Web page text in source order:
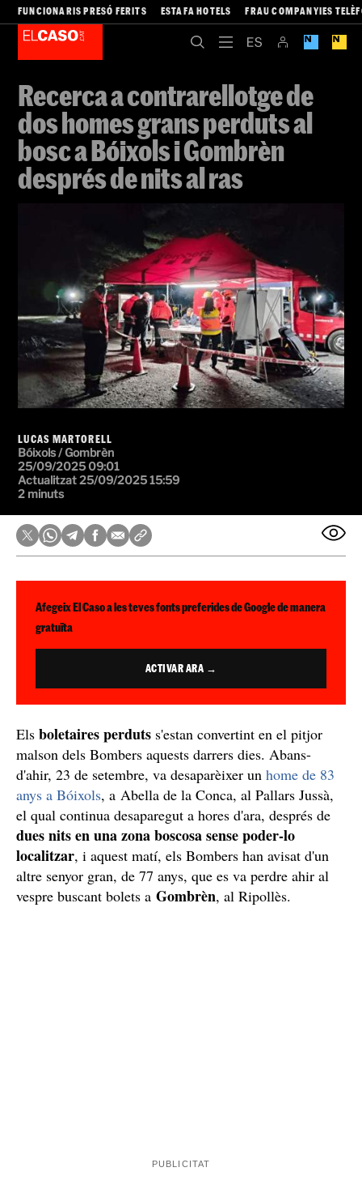
FUNCIONARIS PRESÓ FERITS ESTAFA HOTELS FRAU COMPANYIES
Recerca a contrarellotge de
dos homes grans perduts al
bosc a Bóixols i Gombrèn
després de nits al ras
LUCAS MARTORELL
Bóixols / Gombrèn
25/09/2025 09:01
Actualitzat 25/09/2025 15:59
2 minuts
Afegeix El Caso a les teves fonts preferides de Google de manera
gratuïta
ACTIVAR ARA →
Els boletaires perduts s'estan convertint en el pitjor
malson dels Bombers aquests darrers dies. Abans-
d'ahir, 23 de setembre, va desaparèixer un home de 83
anys a Bóixols, a Abella de la Conca, al Pallars Jussà,
el qual continua desaparegut a hores d'ara, després de
dues nits en una zona boscosa sense poder-lo
localitzar, i aquest matí, els Bombers han avisat d'un
altre senyor gran, de 77 anys, que es va perdre ahir al
vespre buscant bolets a Gombrèn, al Ripollès.